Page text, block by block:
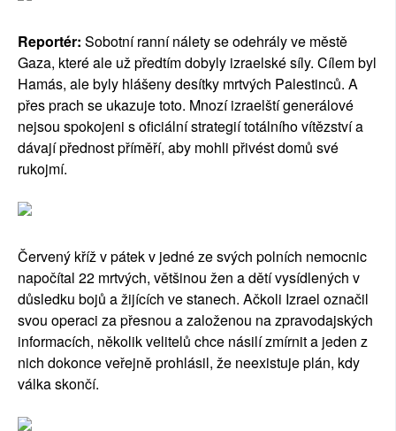
Reportér: Sobotní ranní nálety se odehrály ve městě
Gaza, které ale už předtím dobyly izraelské síly. Cílem byl
Hamás, ale byly hlášeny desítky mrtvých Palestinců. A
přes prach se ukazuje toto. Mnozí izraelští generálové
nejsou spokojeni s oficiální strategií totálního vítězství a
dávají přednost příměří, aby mohli přivést domů své
rukojmí.
Červený kříž v pátek v jedné ze svých polních nemocnic
napočítal 22 mrtvých, většinou žen a dětí vysídlených v
důsledku bojů a žijících ve stanech. Ačkoli Izrael označil
svou operaci za přesnou a založenou na zpravodajských
informacích, několik velitelů chce násilí zmírnit a jeden z
nich dokonce veřejně prohlásil, že neexistuje plán, kdy
válka skončí.